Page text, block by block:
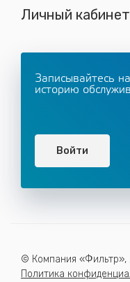
Личный кабинет
Записывайтесь
историю
Войти
© Компания «Фильтр»,
Политика